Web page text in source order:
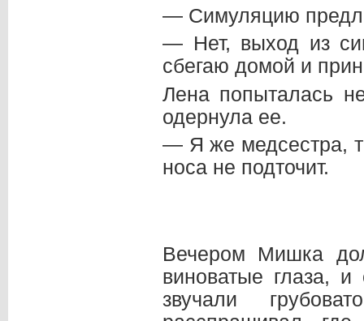
— Симуляцию
— Нет, выход из
сбегаю домой и
Лена попыталась
одернула ее.
— Я же медсестра,
носа не подточит.
Вечером Мишка
виноватые глаза,
звучали